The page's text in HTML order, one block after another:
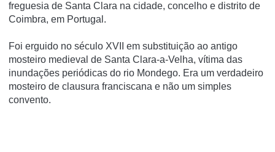
freguesia de Santa Clara na cidade, concelho e distrito de
Coimbra, em Portugal.
Foi erguido no século XVII em substituição ao antigo
mosteiro medieval de Santa Clara-a-Velha, ví­tima das
inundações periódicas do rio Mondego. Era um verdadeiro
mosteiro de clausura franciscana e não um simples
convento.